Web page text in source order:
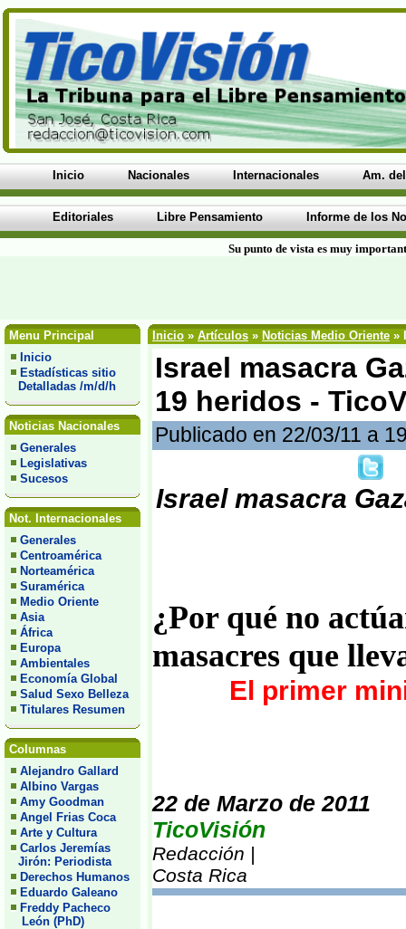
Inicio Nacionales Internacionales Am.
Editoriales Libre Pensamiento Informe de los
Su punto de vista es muy
Menu Principal
Inicio
Estadísticas sitio
Detalladas /m/d/h
Noticias Nacionales
Generales
Legislativas
Sucesos
Not. Internacionales
Generales
Centroamérica
Norteamérica
Suramérica
Medio Oriente
Asia
África
Europa
Ambientales
Economía Global
Salud Sexo Belleza
Titulares Resumen
Columnas
Alejandro Gallard
Albino Vargas
Amy Goodman
Angel Frias Coca
Arte y Cultura
Carlos Jeremías
Jirón: Periodista
Derechos Humanos
Eduardo Galeano
Freddy Pacheco
León (PhD)
Inicio » Artículos » Noticias Medio Oriente »
Israel masacra
19 heridos -
Publicado en 22/03/11 a
Israel masacra
¿Por qué no
masacres que
El primer
22 de Marzo de 2011
TicoVisión
Redacción |
Costa Rica